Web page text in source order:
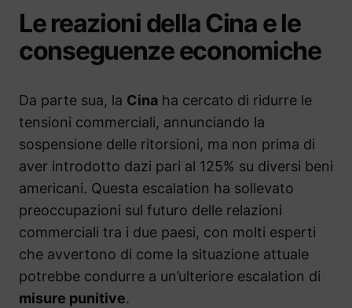
Le reazioni della Cina e le
conseguenze economiche
Da parte sua, la Cina ha cercato di ridurre le
tensioni commerciali, annunciando la
sospensione delle ritorsioni, ma non prima di
aver introdotto dazi pari al 125% su diversi beni
americani. Questa escalation ha sollevato
preoccupazioni sul futuro delle relazioni
commerciali tra i due paesi, con molti esperti
che avvertono di come la situazione attuale
potrebbe condurre a un’ulteriore escalation di
misure punitive.